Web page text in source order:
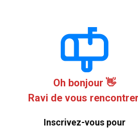
Oh bonjour 👋
Ravi de vous
Inscrivez-vous pour